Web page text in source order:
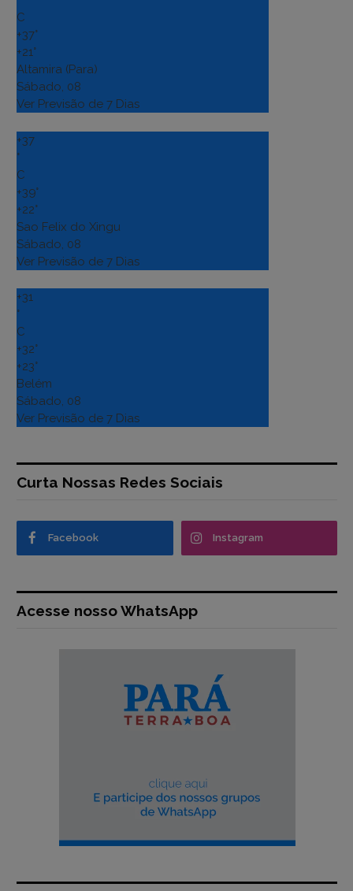
C
+37°
+21°
Altamira (Para)
Sábado, 08
Ver Previsão de 7 Dias
+37
°
C
+39°
+22°
Sao Felix do Xingu
Sábado, 08
Ver Previsão de 7 Dias
+31
°
C
+32°
+23°
Belém
Sábado, 08
Ver Previsão de 7 Dias
Curta Nossas Redes Sociais
Facebook Instagram
Acesse nosso WhatsApp